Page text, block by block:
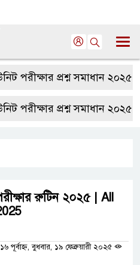
প্রশ্ন সমাধান ২০২৫ |
প্রশ্ন সমাধান ২০২৫ |
রুটিন ২০২৫ | All
বুধবার, ১৯ ফেব্রুয়ারী ২০২৫